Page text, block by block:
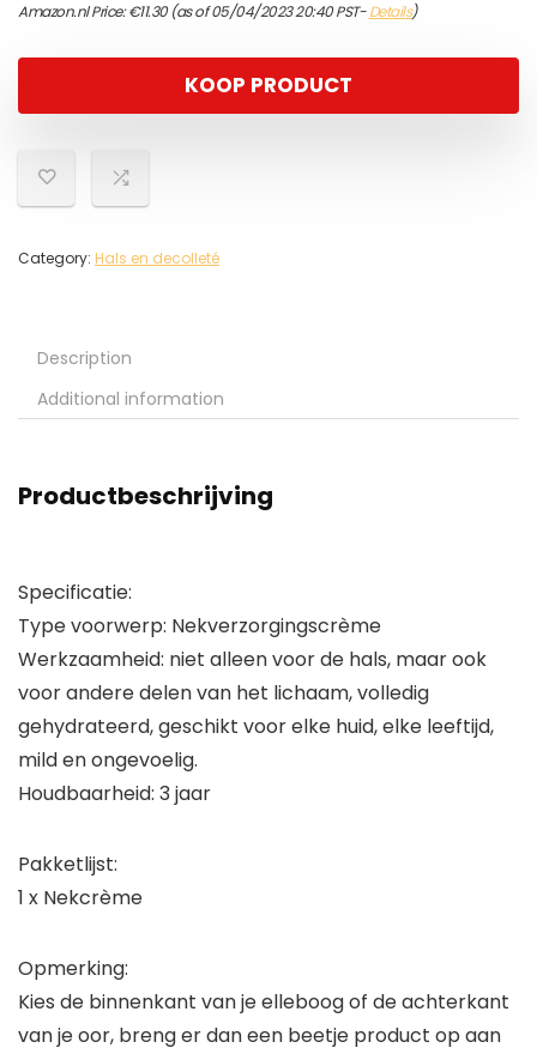
Amazon.nl Price:€11.30(as of 05/04/2023 20:40 PST-Details)
KOOP PRODUCT
Category: Hals en decolleté
Description
Additional information
Productbeschrijving
Specificatie:
Type voorwerp: Nekverzorgingscrème
Werkzaamheid: niet alleen voor de hals, maar ook
voor andere delen van het lichaam, volledig
gehydrateerd, geschikt voor elke huid, elke leeftijd,
mild en ongevoelig.
Houdbaarheid: 3 jaar
Pakketlijst:
1 x Nekcrème
Opmerking:
Kies de binnenkant van je elleboog of de achterkant
van je oor, breng er dan een beetje product op aan